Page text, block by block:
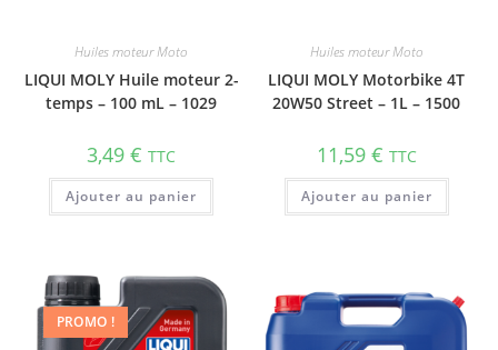
Huiles moteur Moto
LIQUI MOLY Huile moteur 2-
temps – 100 mL – 1029
3,49€ TTC
Ajouter au panier
Huiles moteur Moto
LIQUI MOLY Motorbike 4T
20W50 Street – 1L – 1500
11,59 € TTC
Ajouter au panier
PROMO !